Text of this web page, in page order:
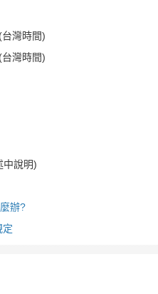
灣時間)
灣時間)
中說明)
辦?
定